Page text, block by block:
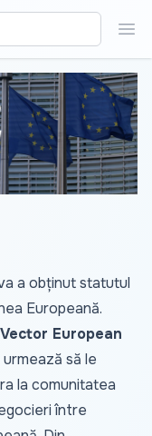
a obținut statutul
Europeană.
Vector European
să le
la comunitatea
între